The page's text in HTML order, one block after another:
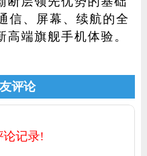
信、屏幕、续航的全
端旗舰手机体验。
评论
论记录!